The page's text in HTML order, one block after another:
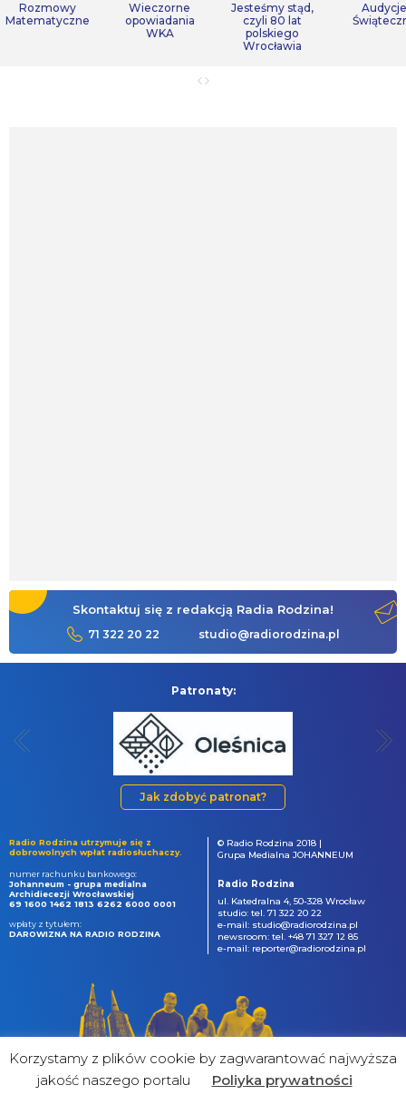
Rozmowy
Matematyczne
Wieczorne
opowiadania
WKA
Jesteśmy stąd,
czyli 80 lat
polskiego
Wrocławia
Audycje
Skontaktuj się z redakcją Radia Rodzina!
71 322 20 22 studio@radiorodzina.pl
Patronaty:
Jak zdobyć patronat?
Radio Rodzina utrzymuje się z
dobrowolnych wpłat radiosłuchaczy.
numer rachunku bankowego:
Johanneum - grupa medialna
Archidiecezji Wrocławskiej
69 1600 1462 1813 6262 6000 0001
wpłaty z tytułem:
DAROWIZNA NA RADIO RODZINA
© Radio Rodzina 2018 |
Grupa Medialna JOHANNEUM
Radio Rodzina
ul. Katedralna 4, 50-328 Wrocław
studio: tel. 71 322 20 22
e-mail: studio@radiorodzina.pl
newsroom: tel. +48 71 327 12 85
e-mail: reporter@radiorodzina.pl
Korzystamy z plików cookie by zagwarantować najwyższa
jakość naszego portalu
Poliyka prywatności